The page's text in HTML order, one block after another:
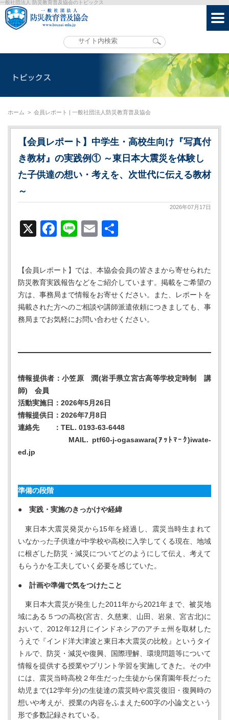
一般社団法人 防災教育普及協会のトピックス
ホーム > 会員レポート | 一般社団法人防災教育普及協会
【会員レポート】中学生・高校生向け『写真付
き教材』の実践例① ～東日本大震災を体験し
た子供達の想い・考えを、次世代に伝える教材
～
2026年07月17日
X Facebook
LineEmail
【会員レポート】では、本協会会員の皆さまから寄せられた
防災教育実践報告などをご紹介しています。掲載をご希望の
方は、事務局まで情報をお寄せください。また、レポートを
掲載された方へのご相談や講師派遣依頼につきましても、事
務局までお気軽にお問い合わせください。
情報提供者：小笠原 潤(岩手県立宮古高等学校定時制 講
師) 会員
活動実施日：2026年5月26日
情報提供日：2026年7月8日
連絡先 ：TEL. 0193-63-6448
MAIL. ptf60-j-ogasawara(ｱｯﾄﾏｰｸ)iwate-
ed.jp
準備の段階
● 実践・実施のきっかけや経緯
東日本大震災発災から15年を経過し、震災当時生まれて
いなかった子供達が中学校や高校に入学してくる現在、地域
に根ざした防災・減災についてどのようにして伝え、考えて
もらうかを工夫していく必要を感じていた。
● 計画や準備で気をつけたこと
東日本大震災が発生した2011年から2021年まで、被災地
域にある５つの高校(宮古、久慈東、山田、岩泉、宮古北)に
おいて、2012年12月にインドネシアのアチェ州を取材した
うえで『インド洋大津波と東日本大震災の比較』というタイ
トルで、防災・減災や復興、国際理解、環境問題等について
情報を提供する授業やプリント学習を実施してきた。その中
には、震災当時高校２年生だった生徒から保育園年長だった
幼児まで(12学年分)の生徒達の震災時や震災復旧・復興時の
想いや考えが、授業の内容をふまえた600字の小論文という
形で多数記録されている。